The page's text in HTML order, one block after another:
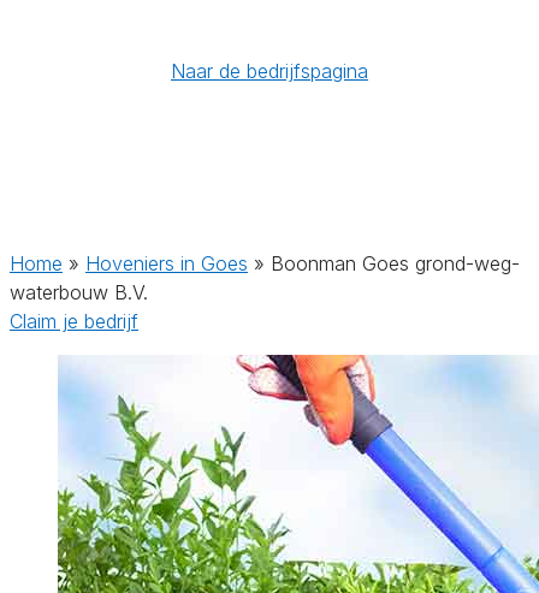
Naar de bedrijfspagina
Home » Hoveniers in Goes » Boonman Goes grond-weg-
waterbouw B.V.
Claim je bedrijf